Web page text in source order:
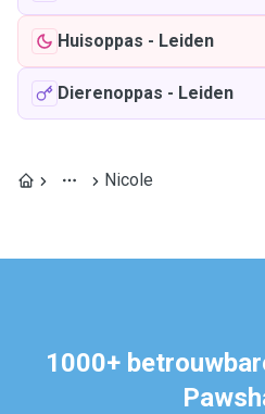
Huisoppas - Leiden
Dierenoppas - Leiden
Nicole
1000+